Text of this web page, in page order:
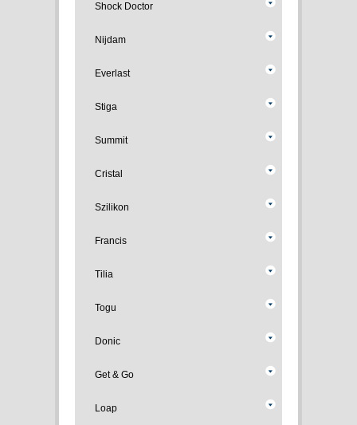
Shock Doctor
Nijdam
Everlast
Stiga
Summit
Cristal
Szilikon
Francis
Tilia
Togu
Donic
Get & Go
Loap